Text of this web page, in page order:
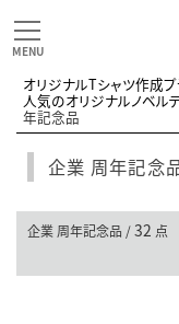
オリジナルTシャツ作成
人気のオリジナルノベル
年記念品
企業 周年記念
企業 周年記念品 /32 点